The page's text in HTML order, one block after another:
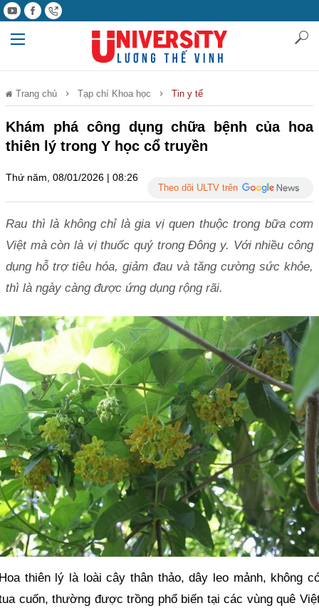
Trang chủ Tạp chí Khoa học Tin y tế
Khám phá công dụng chữa bệnh của hoa
thiên lý trong Y học cổ truyền
Thứ năm, 08/01/2026 | 08:26
Theo dõi ULTV trên
Rau thì là không chỉ là gia vị quen thuộc trong bữa cơm
Việt mà còn là vị thuốc quý trong Đông y. Với nhiều công
dụng hỗ trợ tiêu hóa, giảm đau và tăng cường sức khỏe,
thì là ngày càng được ứng dụng rộng rãi.
thiên lý là loài cây thân thảo, dây leo mảnh, không
cuốn, thường được trồng phổ biến tại các vùng quê